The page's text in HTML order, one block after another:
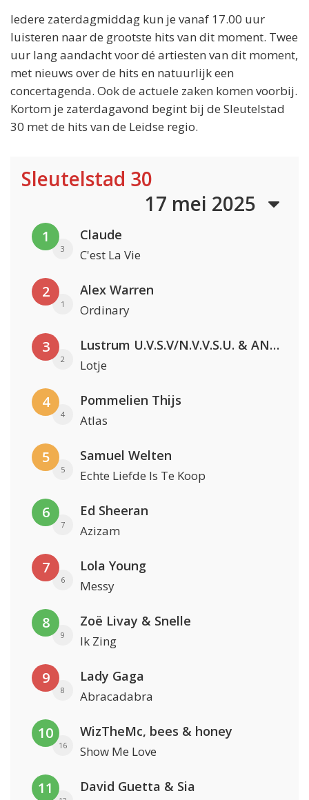
Iedere zaterdagmiddag kun je vanaf 17.00 uur
luisteren naar de grootste hits van dit moment. Twee
uur lang aandacht voor dé artiesten van dit moment,
met nieuws over de hits en natuurlijk een
concertagenda. Ook de actuele zaken komen voorbij.
Kortom je zaterdagavond begint bij de Sleutelstad
30 met de hits van de Leidse regio.
Sleutelstad 30
17 mei 2025
1
3
Claude
C'est La Vie
2
1
Alex Warren
Ordinary
3
2
Lustrum U.V.S.V/N.V.V.S.U. & ANNO ONS & Jopke van Dobbenburgh & Roeland Beelen
Lotje
4
4
Pommelien Thijs
Atlas
5
5
Samuel Welten
Echte Liefde Is Te Koop
6
7
Ed Sheeran
Azizam
7
6
Lola Young
Messy
8
9
Zoë Livay & Snelle
Ik Zing
9
8
Lady Gaga
Abracadabra
10
16
WizTheMc, bees & honey
Show Me Love
11 David Guetta & Sia